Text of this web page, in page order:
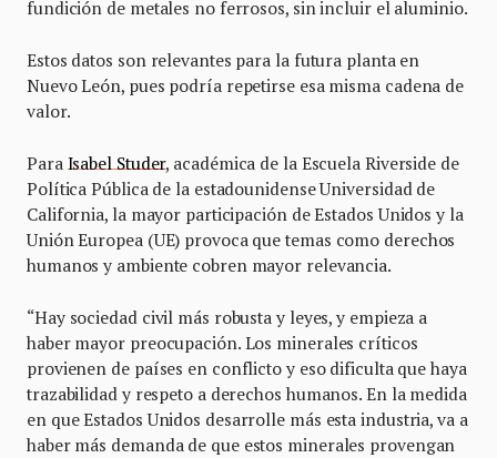
fundición de metales no ferrosos, sin incluir el aluminio.
Estos datos son relevantes para la futura planta en
Nuevo León, pues podría repetirse esa misma cadena de
valor.
Para Isabel Studer, académica de la Escuela Riverside de
Política Pública de la estadounidense Universidad de
California, la mayor participación de Estados Unidos y la
Unión Europea (UE) provoca que temas como derechos
humanos y ambiente cobren mayor relevancia.
“Hay sociedad civil más robusta y leyes, y empieza a
haber mayor preocupación. Los minerales críticos
provienen de países en conflicto y eso dificulta que haya
trazabilidad y respeto a derechos humanos. En la medida
en que Estados Unidos desarrolle más esta industria, va a
haber más demanda de que estos minerales provengan